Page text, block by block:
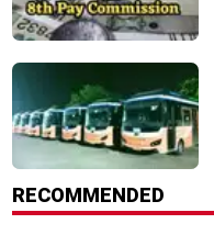
RECOMMENDED